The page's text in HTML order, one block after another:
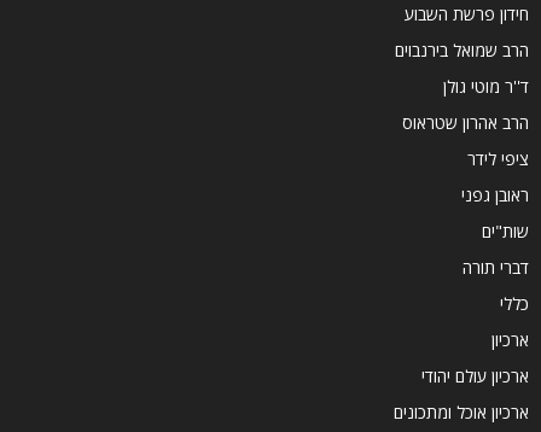
חידון פרשת השבוע
הרב שמואל בירנבוים
ד''ר מוטי גולן
הרב אהרון שטראוס
ציפי לידר
ראובן גפני
שות"ים
דברי תורה
כללי
ארכיון
ארכיון עולם יהודי
ארכיון אוכל ומתכונים